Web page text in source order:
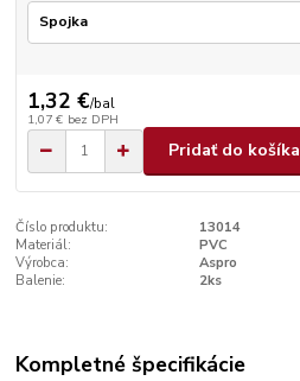
1,32 €/bal
1,07 € bez DPH
Pridať do košíka
Číslo produktu:
13014
Materiál:
PVC
Výrobca:
Aspro
Balenie:
2ks
Kompletné špecifikácie